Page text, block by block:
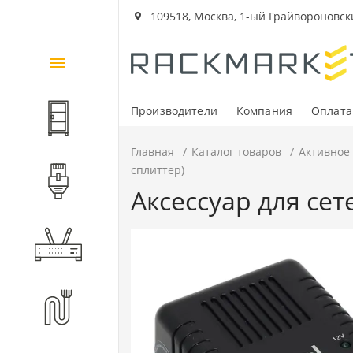
109518, Москва, 1-ый
Производители Компания Оплата
Каталог
товаров
Шкафы и стойки
Компоненты СКС
Волоконно-оптические
компоненты
Главная Каталог товаров
Активное
cплиттер)
Аксессуар для